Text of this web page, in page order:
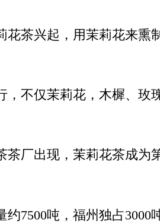
花茶兴起，用茉莉花来熏
，不仅茉莉花，木樨、玫
茶厂出现，茉莉花茶成为
7500吨，福州独占3000